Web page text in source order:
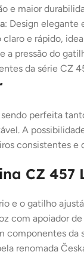
e maior
: Design elegante
e rápido,
a pressão do
da série CZ
perfeita
A
consistentes e
CZ 457
e o gatilho
com apoiador
componentes da
renomada